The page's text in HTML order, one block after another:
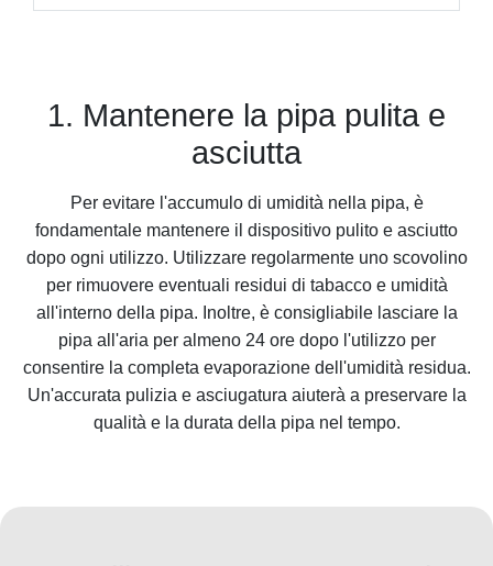
1. Mantenere la pipa pulita e
asciutta
Per evitare l'accumulo di umidità nella pipa, è
fondamentale mantenere il dispositivo pulito e asciutto
dopo ogni utilizzo. Utilizzare regolarmente uno scovolino
per rimuovere eventuali residui di tabacco e umidità
all'interno della pipa. Inoltre, è consigliabile lasciare la
pipa all'aria per almeno 24 ore dopo l'utilizzo per
consentire la completa evaporazione dell'umidità residua.
Un'accurata pulizia e asciugatura aiuterà a preservare la
qualità e la durata della pipa nel tempo.